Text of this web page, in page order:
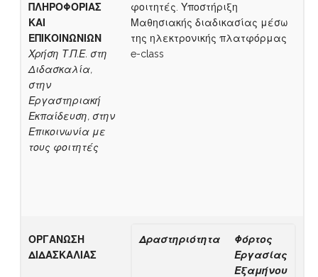
ΠΛΗΡΟΦΟΡΙΑΣ
ΚΑΙ
ΕΠΙΚΟΙΝΩΝΙΩΝ
Χρήση Τ.Π.Ε. στη
Διδασκαλία,
στην
Εργαστηριακή
Εκπαίδευση, στην
Επικοινωνία με
τους φοιτητές
φοιτητές. Υποστήριξη
Μαθησιακής διαδικασίας μέσω
της ηλεκτρονικής πλατφόρμας
e-class
ΟΡΓΑΝΩΣΗ
ΔΙΔΑΣΚΑΛΙΑΣ
Δραστηριότητα
Φόρτος
Εργασίας
Εξαμήνου